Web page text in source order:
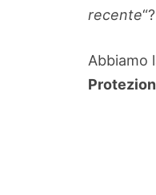
recente“?
Abbiamo